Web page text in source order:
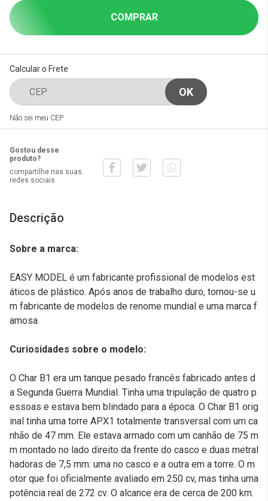
COMPRAR
Calcular o Frete
Não sei meu CEP
Gostou desse
produto?
compartilhe nas suas
redes sociais
Descrição
Sobre a marca:
EASY MODEL é um fabricante profissional de modelos est
áticos de plástico. Após anos de trabalho duro, tornou-se u
m fabricante de modelos de renome mundial e uma marca f
amosa.
Curiosidades sobre o modelo:
O Char B1 era um tanque pesado francês fabricado antes d
a Segunda Guerra Mundial. Tinha uma tripulação de quatro p
essoas e estava bem blindado para a época. O Char B1 orig
inal tinha uma torre APX1 totalmente transversal com um ca
nhão de 47 mm. Ele estava armado com um canhão de 75 m
m montado no lado direito da frente do casco e duas metral
hadoras de 7,5 mm: uma no casco e a outra em a torre. O m
otor que foi oficialmente avaliado em 250 cv, mas tinha uma
potência real de 272 cv. O alcance era de cerca de 200 km.